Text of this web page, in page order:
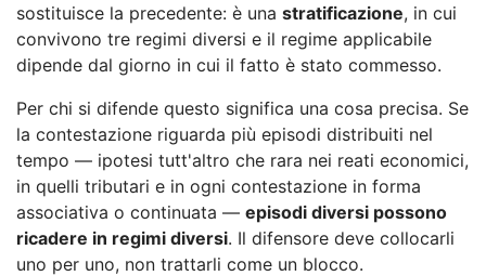
sostituisce la precedente: è una stratificazione, in cui
convivono tre regimi diversi e il regime applicabile
dipende dal giorno in cui il fatto è stato commesso.
Per chi si difende questo significa una cosa precisa. Se
la contestazione riguarda più episodi distribuiti nel
tempo — ipotesi tutt'altro che rara nei reati economici,
in quelli tributari e in ogni contestazione in forma
associativa o continuata — episodi diversi possono
ricadere in regimi diversi. Il difensore deve collocarli
uno per uno, non trattarli come un blocco.